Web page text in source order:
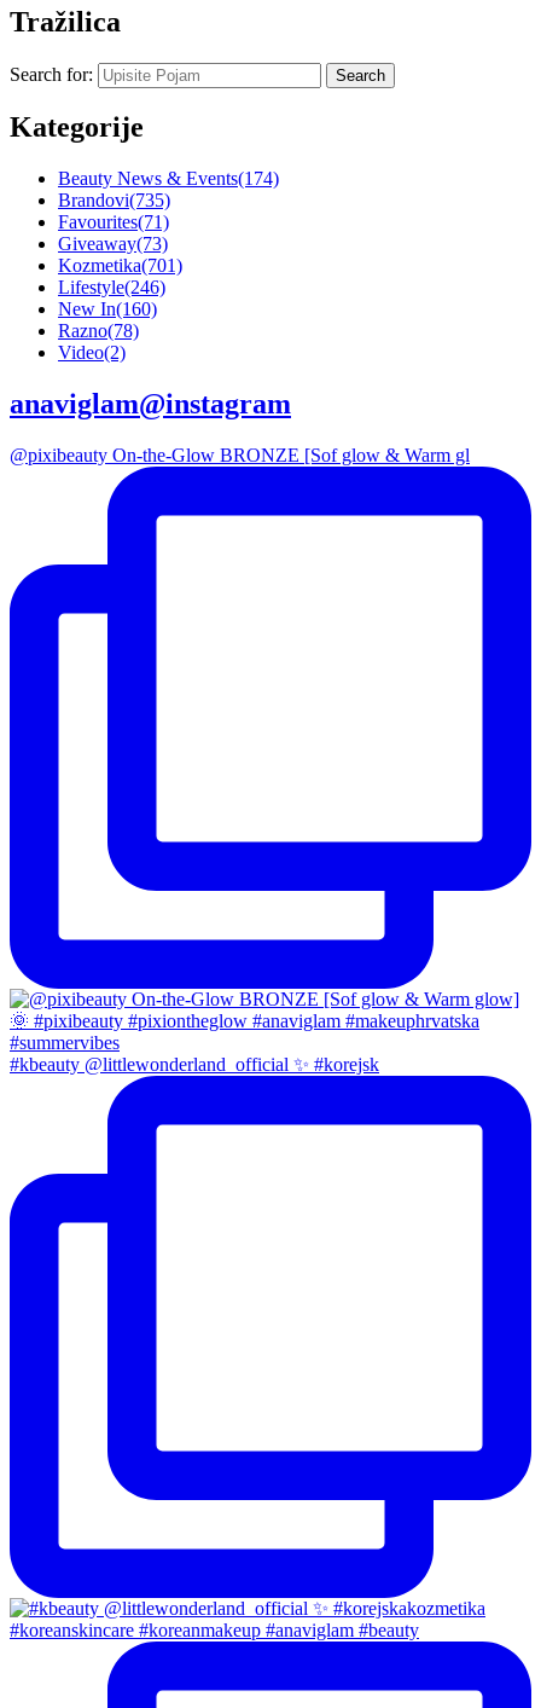
Tražilica
Search for:
Kategorije
Beauty News & Events(174)
Brandovi(735)
Favourites(71)
Giveaway(73)
Kozmetika(701)
Lifestyle(246)
New In(160)
Razno(78)
Video(2)
anaviglam@instagram
@pixibeauty On-the-Glow BRONZE [Sof glow & Warm gl
#kbeauty @littlewonderland_official ✨ #korejsk